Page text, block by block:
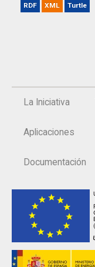
RDF XML Turtle
La Iniciativa
Aplicaciones
Documentación